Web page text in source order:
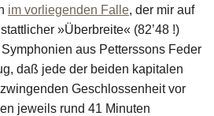
im vorliegenden Falle, der mir auf
»Überbreite« (82’48 !)
aus Petterssons Feder
daß jede der beiden kapitalen
Geschlossenheit vor
jeweils rund 41 Minuten